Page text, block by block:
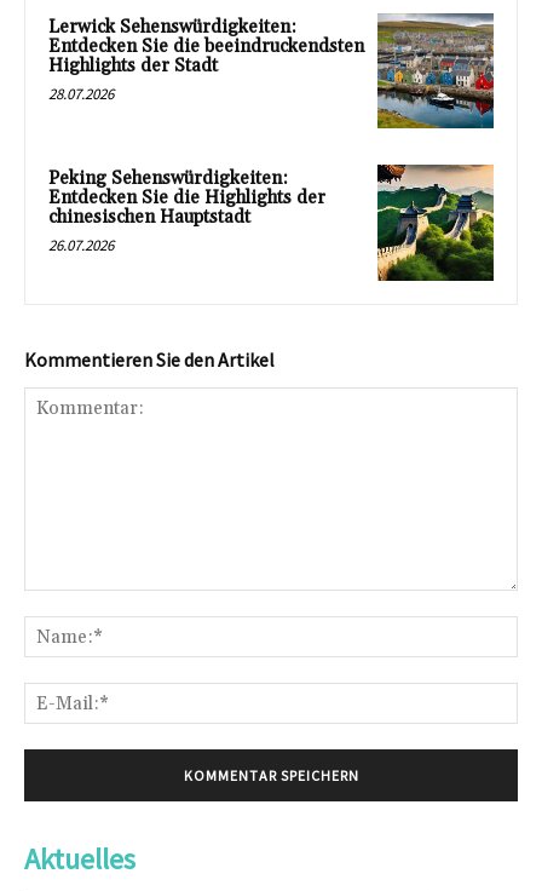
Lerwick Sehenswürdigkeiten:
Entdecken Sie die beeindruckendsten
Highlights der Stadt
28.07.2026
Peking Sehenswürdigkeiten:
Entdecken Sie die Highlights der
chinesischen Hauptstadt
26.07.2026
Kommentieren Sie den Artikel
Aktuelles